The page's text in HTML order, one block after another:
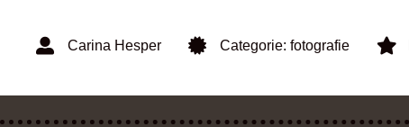
Carina Hesper Categorie: fotografie